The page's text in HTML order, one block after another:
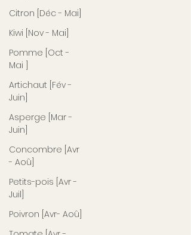
Citron [Déc - Mai]
Kiwi [Nov - Mai]
Pomme [Oct -
Mai ]
Artichaut [Fév -
Juin]
Asperge [Mar -
Juin]
Concombre [Avr
- Aoû]
Petits-pois [Avr -
Juil]
Poivron [Avr- Aoû]